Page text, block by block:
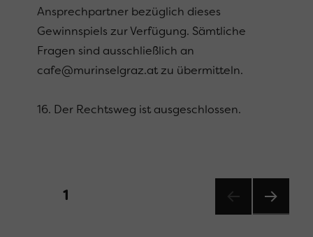
Ansprechpartner bezüglich dieses
Gewinnspiels zur Verfügung. Sämtliche
Fragen sind ausschließlich an
cafe@murinselgraz.at zu übermitteln.
16. Der Rechtsweg ist ausgeschlossen.
Seitennummerierung
SEITE1